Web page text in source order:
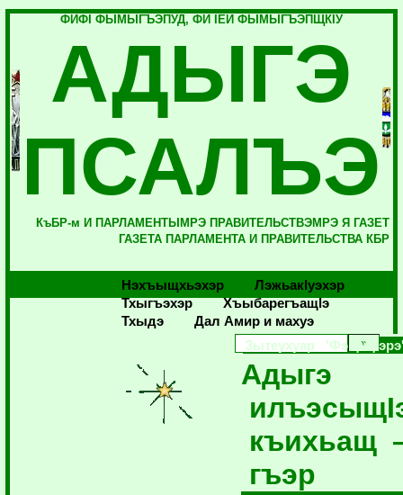
ФИФI ФЫМЫГЪЭПУД, ФИ IЕЙ ФЫМЫГЪЭПЩКIУ
АДЫГЭ
ПСАЛЪЭ
КъБР-м И ПАРЛАМЕНТЫМРЭ ПРАВИТЕЛЬСТВЭМРЭ Я ГАЗЕТ
ГАЗЕТА ПАРЛАМЕНТА И ПРАВИТЕЛЬСТВА КБР
Нэхъыщхьэхэр
Лэжьакlуэхэр
Тхыгъэхэр
Хъыбарегъащlэ
Тхыдэ
Дал Амир и махуэ
Зытеухуар 'Фэ
Адыгэ
къихьащ
гъэр